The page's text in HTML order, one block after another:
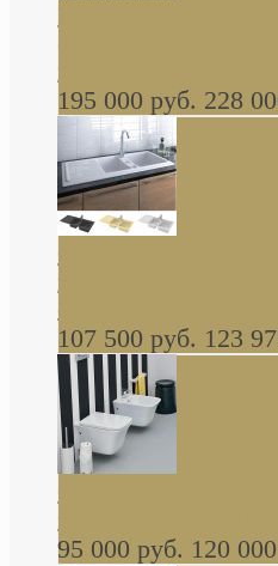
Butterfly Scarabeo
глянцевая платина
195 000 руб. 228
керамическая мойка
серая, черная,
107 500 руб. 123
навесное КОМПЛЕКТ
95 000 руб. 120